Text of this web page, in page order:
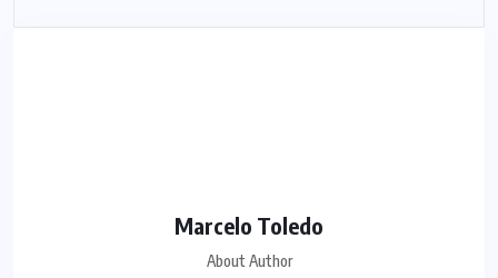
Marcelo Toledo
About Author